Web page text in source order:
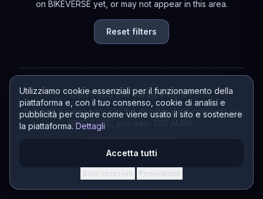
Utilizziamo cookie essenziali per il funzionamento della
piattaforma e, con il tuo consenso, cookie di analisi e
pubblicità per capire come viene usato il sito e sostenere
la piattaforma. Dettagli
Accetta tutti
Solo necessari · Personalizza
on BIKEVERSE yet, or may not appear in this area.
Reset filters
Can't find the service here?
Suggest a new service in the directory! If it connects on
BIKEVERSE, you earn 200 AURA.
Suggest a service